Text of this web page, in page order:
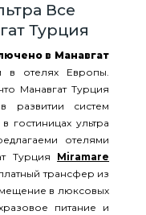
Все
Турция
в Манавгат
в отелях Европы.
Манавгат Турция
развитии систем
гостиницах ультра
отелями
Турция Miramare
трансфер из
в люксовых
питание и